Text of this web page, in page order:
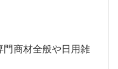
門商材全般や日用雑